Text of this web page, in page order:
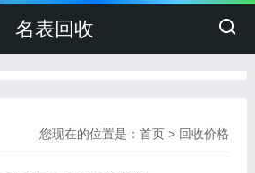
名表回收
您现在的位置是：首页 > 回收价格